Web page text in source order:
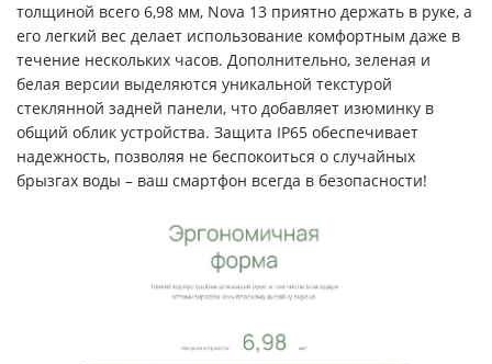
толщиной всего 6,98 мм, Nova 13 приятно держать в руке, а
его легкий вес делает использование комфортным даже в
течение нескольких часов. Дополнительно, зеленая и
белая версии выделяются уникальной текстурой
стеклянной задней панели, что добавляет изюминку в
общий облик устройства. Защита IP65 обеспечивает
надежность, позволяя не беспокоиться о случайных
брызгах воды – ваш смартфон всегда в безопасности!